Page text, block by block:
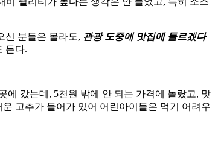
신 분들은 몰라도, 관광 도중에 맛집에 들르겠다
든다.
에 갔는데, 5천원 밖에 안 되는 가격에 놀랐고, 맛
고추가 들어가 있어 어린아이들은 먹기 어려우